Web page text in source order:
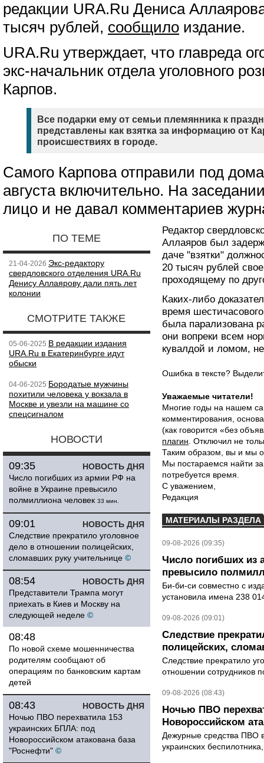
редакции URA.Ru Дениса
тысяч рублей, сообщило издание.
URA.Ru утверждает, что главреда
экс-начальник отдела уголовного
Карпов.
Все подарки ему от семьи племянника к
представлены как взятка за информацию от
происшествиях в городе.
Самого Карпова отправили под
августа включительно. На
лицо и не давал комментариев
ПО ТЕМЕ
21-04-2026 Экс-редактору
свердловского отделения URA.Ru
Денису Аллаярову дали пять лет
колонии
СМОТРИТЕ ТАКЖЕ
05-06-2025 В редакции издания
URA.Ru в Екатеринбурге идут
обыски
04-06-2025 Бородатые мужчины
похитили человека у вокзала в
Москве и увезли на машине со
спецсигналом
НОВОСТИ
НОВОСТЬ ДНЯ
09:35
Число погибших из армии РФ на
войне в Украине превысило
полмиллиона человек 33 мин.
НОВОСТЬ ДНЯ
09:01
Следствие прекратило уголовное
дело в отношении полицейских,
сломавших руку учительнице ©
НОВОСТЬ ДНЯ
08:54
Представители Трампа могут
приехать в Киев и Москву на
следующей неделе ©
08:48
По новой схеме мошенничества
родителям сообщают об
операциям по банковским картам
детей
НОВОСТЬ ДНЯ
08:43
Ночью ПВО перехватила 153
украинских БПЛА: под
Новороссийском атакована база
"Роснефти" ©
Редактор
Аллаяров был
даче "взятки"
20 тысяч рублей
проходящему по
Каких-либо
время
была парализована
они вопреки всем
кувалдой и ломом,
Ошибка в тексте?
Уважаемые читатели!
Многие годы на нашем
комментирования,
(как говорится «без
плагин . Отключил не
Таким образом, вы и мы
Мы постараемся найти
потребуется время.
С уважением,
Редакция
МАТЕРИАЛЫ РАЗДЕЛА
09-08-2026 (09:35)
Число погибших из
превысило
Би-би-си совместно с
установила имена 238
09-08-2026 (09:01)
Следствие
полицейских,
Следствие прекратило
отношении сотрудников
09-08-2026 (08:43)
Ночью ПВО
Новороссийском
Дежурные средства ПВО
украинских